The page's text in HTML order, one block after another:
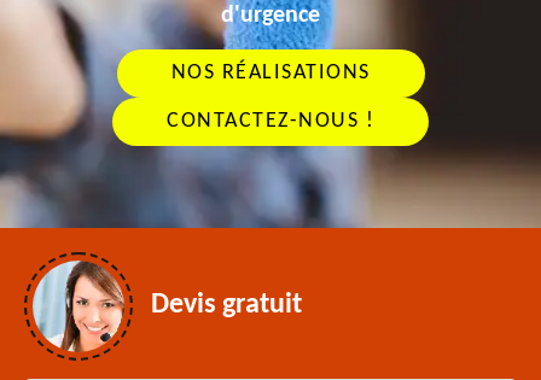
d'urgence
NOS RÉALISATIONS
CONTACTEZ-NOUS !
Devis gratuit